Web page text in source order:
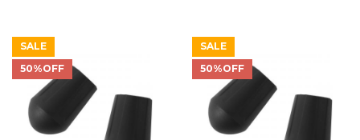
SALE
50%OFF
SALE
50%OFF